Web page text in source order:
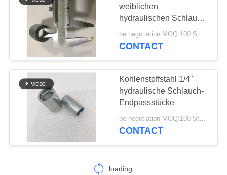
Metrische
Schlauchadapter
33
hydraulische
99
weiblichen
hydraulischen Schlauch-
Falz-Zwingen-
Kohlenstoffstahl SS
be negotiation MOQ:100 Stücke
CONTACT
Kohlenstoffstahl 1/4"
hydraulische Schlauch-
Endpassstücke
be negotiation MOQ:100 Stücke
CONTACT
loading...